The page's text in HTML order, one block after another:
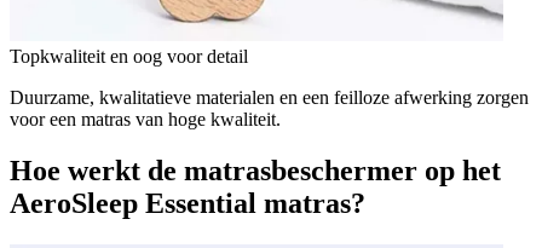
Topkwaliteit en oog voor detail
Duurzame, kwalitatieve materialen en een feilloze afwerking zorgen
voor een matras van hoge kwaliteit.
Hoe werkt de matrasbeschermer op het
AeroSleep Essential matras?